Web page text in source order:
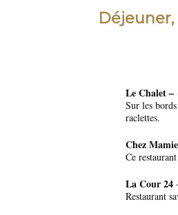
Le Chalet –
Sur les
raclettes.
Chez
Ce
La Cour 24
Restaurant